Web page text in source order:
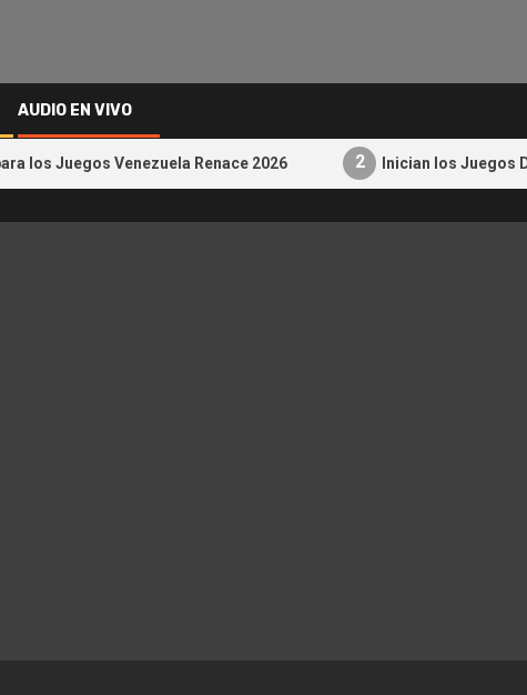
AUDIO EN VIVO
los Juegos Venezuela Renace 2026 2 Inician los Juegos
reactivan